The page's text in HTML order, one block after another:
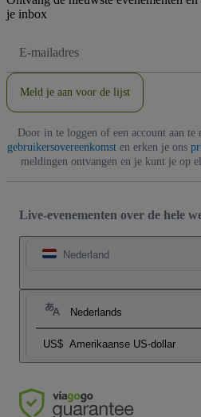
je inbox
mailadres
Meld je aan voor de lijst
Door in te loggen of een account aan te
gebruikersovereenkomsten erken je ons
meldingen ontvangen en je kunt je op
Live-evenementen over de hele
Nederland
Nederlands
US$ Amerikaanse US-dollar